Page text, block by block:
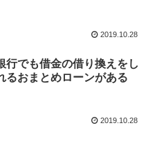
2019.10.28
行でも借金の借り換えをし
るおまとめローンがある
2019.10.28